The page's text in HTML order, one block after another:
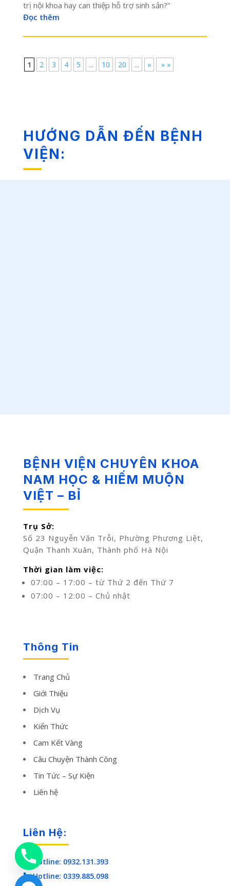
trị nội khoa hay can thiệp hỗ trợ sinh sản?”
Đọc thêm
1 2 3 4 5 ... 10 20 ... » » »
HƯỚNG DẪN ĐẾN BỆNH
VIỆN:
BỆNH VIỆN CHUYÊN KHOA
NAM HỌC & HIẾM MUỘN
VIỆT – BỈ
Trụ Sở:
Số 23 Nguyễn Văn Trỗi, Phường Phương Liệt,
Quận Thanh Xuân, Thành phố Hà Nội
Thời gian làm việc:
07:00 – 17:00 – từ Thứ 2 đến Thứ 7
07:00 – 12:00 – Chủ nhật
Thông Tin
Trang Chủ
Giới Thiệu
Dịch Vụ
Kiến Thức
Cam Kết Vàng
Câu Chuyện Thành Công
Tin Tức – Sự Kiện
Liên hệ
Liên Hệ:
 Hotline: 0932.131.393
 Hotline: 0339.885.098